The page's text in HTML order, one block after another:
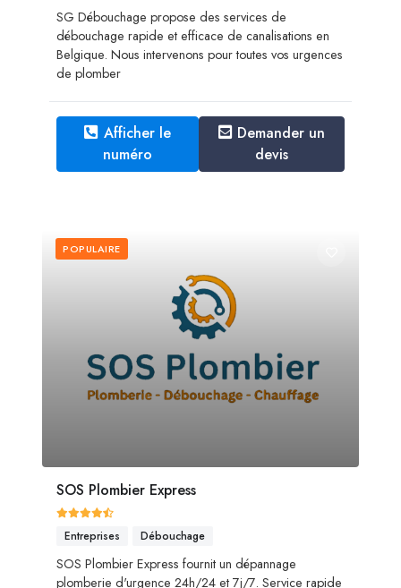
SG Débouchage propose des services de
débouchage rapide et efficace de canalisations en
Belgique. Nous intervenons pour toutes vos urgences
de plomber
Afficher le
numéro
Demander un
devis
POPULAIRE
SOS Plombier Express
Entreprises Débouchage
SOS Plombier Express fournit un dépannage
plomberie d'urgence 24h/24 et 7j/7. Service rapide